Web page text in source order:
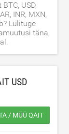
USD,
INR, MXN,
Lülituge
täna,
USD
/ MÜÜ QAIT